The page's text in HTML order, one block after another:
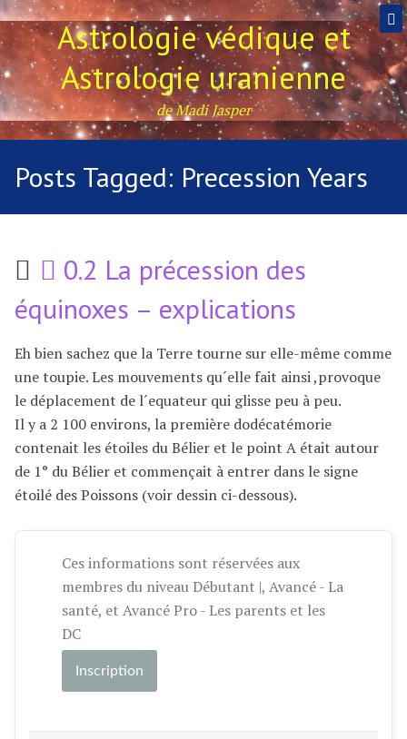
Astrologie védique et
Astrologie uranienne
de Madi Jasper
Posts Tagged: Precession Years
0.2 La précession des
équinoxes – explications
Eh bien sachez que la Terre tourne sur elle-même comme
une toupie. Les mouvements qu´elle fait ainsi ,provoque
le déplacement de l´equateur qui glisse peu à peu.
Il y a 2 100 environs, la première dodécatémorie
contenait les étoiles du Bélier et le point A était autour
de 1° du Bélier et commençait à entrer dans le signe
étoilé des Poissons (voir dessin ci-dessous).
Ces informations sont réservées aux
membres du niveau Débutant |, Avancé - La
santé, et Avancé Pro - Les parents et les
DC
Inscription